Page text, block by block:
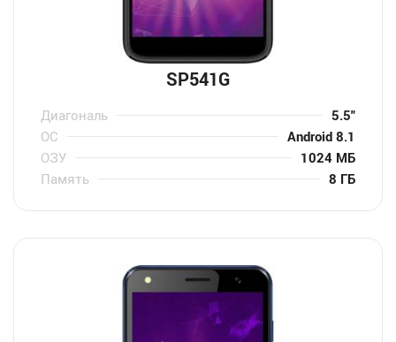
SP541G
Диагональ
5.5″
ОС
Android 8.1
ОЗУ
1024 МБ
Память
8 ГБ